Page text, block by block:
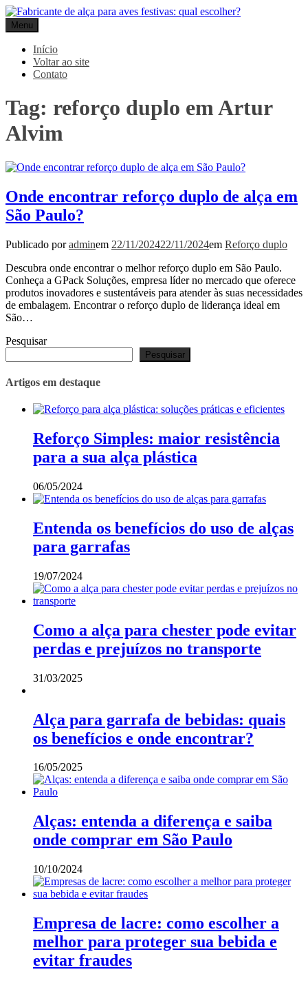
Pular
para
o
conteúdo
Gpack
Menu
Início
Voltar ao site
Contato
Tag: reforço duplo em Artur
Alvim
Onde encontrar reforço duplo de alça em
São Paulo?
Publicado poradminem 22/11/202422/11/2024em Reforço duplo
Descubra onde encontrar o melhor reforço duplo em São Paulo.
Conheça a GPack Soluções, empresa líder no mercado que oferece
produtos inovadores e sustentáveis ​​para atender às suas necessidades
de embalagem. Encontrar o reforço duplo de liderança ideal em
São…
Pesquisar
Pesquisar
Artigos em destaque
Reforço Simples: maior resistência
para a sua alça plástica
06/05/2024
Entenda os benefícios do uso de alças
para garrafas
19/07/2024
Como a alça para chester pode evitar
perdas e prejuízos no transporte
31/03/2025
Alça para garrafa de bebidas: quais
os benefícios e onde encontrar?
16/05/2025
Alças: entenda a diferença e saiba
onde comprar em São Paulo
10/10/2024
Empresa de lacre: como escolher a
melhor para proteger sua bebida e
evitar fraudes